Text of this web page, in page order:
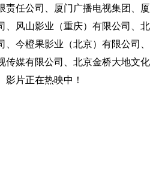
责任公司、厦门广播电视集团、厦
、风山影业（重庆）有限公司、北
今橙果影业（北京）有限公司、
传媒有限公司、北京金桥大地文化
影片正在热映中！